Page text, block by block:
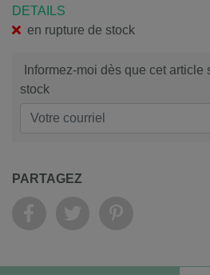
DETAILS
en rupture de stock
Informez-moi dès que cet article
stock
PARTAGEZ